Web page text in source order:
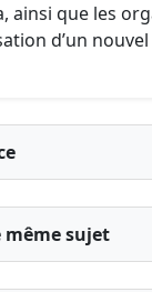
ainsi que les
d’un
même sujet